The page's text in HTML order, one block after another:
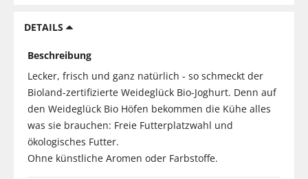
DETAILS
Beschreibung
Lecker, frisch und ganz natürlich - so schmeckt der
Bioland-zertifizierte Weideglück Bio-Joghurt. Denn auf
den Weideglück Bio Höfen bekommen die Kühe alles
was sie brauchen: Freie Futterplatzwahl und
ökologisches Futter.
Ohne künstliche Aromen oder Farbstoffe.